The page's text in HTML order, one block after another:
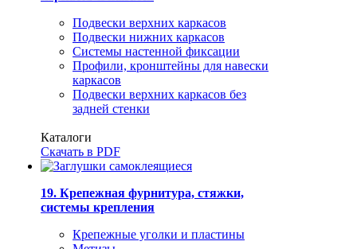
Подвески верхних каркасов
Подвески нижних каркасов
Системы настенной фиксации
Профили, кронштейны для навески
каркасов
Подвески верхних каркасов без
задней стенки
Каталоги
Скачать в PDF
19. Крепежная фурнитура, стяжки,
системы крепления
Крепежные уголки и пластины